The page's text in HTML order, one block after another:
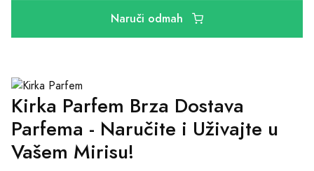
Naruči odmah
Kirka Parfem Brza Dostava
Parfema - Naručite i Uživajte u
Vašem Mirisu!